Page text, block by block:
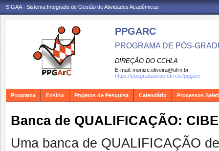
SIGAA - Sistema Integrado de Gestão de Atividades Acadêmicas
PPGARC
PROGRAMA DE PÓS-
DIREÇÃO DO CCHLA
E-mail: monize.oliveira@ufrn.br
https://posgraduacao.ufrn.br/ppgarc
Programa Ensino Projetos de Pesquisa Calendário Processos
Banca de QUALIFICAÇÃO:
Uma banca de QUALIFICAÇÃO